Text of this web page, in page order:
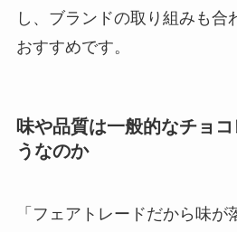
し、ブランドの取り組みも合
おすすめです。
味や品質は一般的なチョ
うなのか
「フェアトレードだから味が